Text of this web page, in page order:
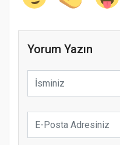
Yorum Yazın